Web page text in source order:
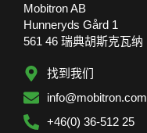
Mobitron AB
Hunneryds Gård 1
561 46 瑞典胡斯克瓦纳
找到我们
info@mobitron.com
+46(0) 36-512 25